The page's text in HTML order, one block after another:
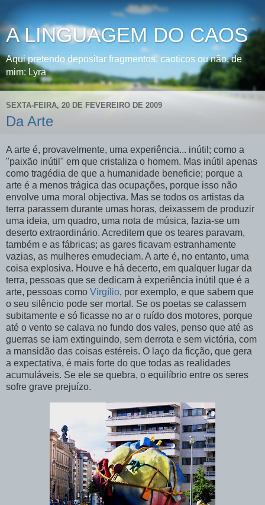
A LINGUAGEM DO CAOS
Aqui pretendo depositar fragmentos, caoticos ou não, de
mim: Lyra
SEXTA-FEIRA, 20 DE FEVEREIRO DE 2009
Da Arte
A arte é, provavelmente, uma experiência... inútil; como a
"paixão inútil" em que cristaliza o homem. Mas inútil apenas
como tragédia de que a humanidade beneficie; porque a
arte é a menos trágica das ocupações, porque isso não
envolve uma moral objectiva. Mas se todos os artistas da
terra parassem durante umas horas, deixassem de produzir
uma ideia, um quadro, uma nota de música, fazia-se um
deserto extraordinário. Acreditem que os teares paravam,
também e as fábricas; as gares ficavam estranhamente
vazias, as mulheres emudeciam. A arte é, no entanto, uma
coisa explosiva. Houve e há decerto, em qualquer lugar da
terra, pessoas que se dedicam à experiência inútil que é a
arte, pessoas como Virgílio, por exemplo, e que sabem que
o seu silêncio pode ser mortal. Se os poetas se calassem
subitamente e só ficasse no ar o ruído dos motores, porque
até o vento se calava no fundo dos vales, penso que até as
guerras se iam extinguindo, sem derrota e sem victória, com
a mansidão das coisas estéreis. O laço da ficção, que gera
a expectativa, é mais forte do que todas as realidades
acumuláveis. Se ele se quebra, o equilíbrio entre os seres
sofre grave prejuízo.